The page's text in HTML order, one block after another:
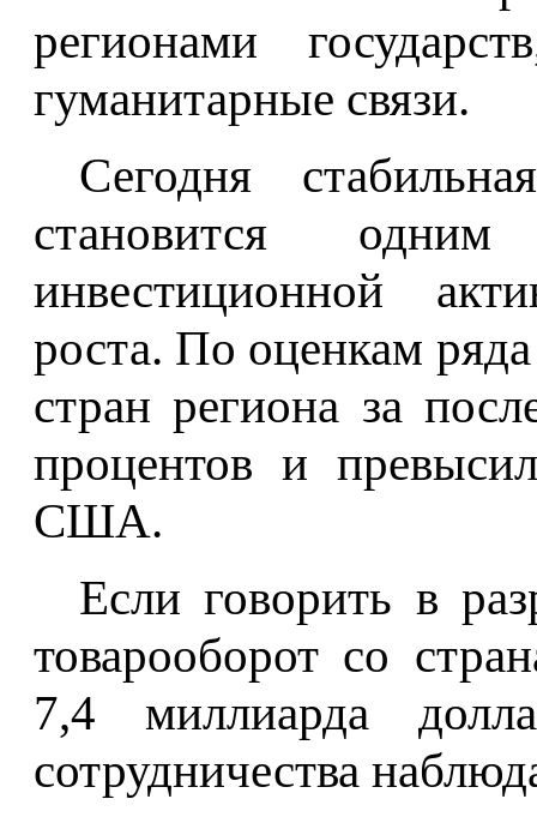
регионами
гуманитарные связи.
Сегодня
становится
инвестиционной
роста. По оценкам
стран региона за
процентов и
США.
Если говорить в
товарооборот со
7,4 миллиарда
сотрудничества